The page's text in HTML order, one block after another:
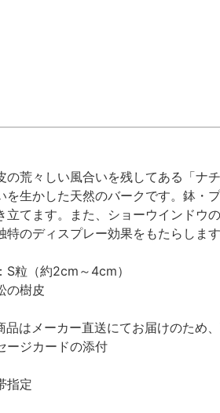
の荒々しい風合いを残してある「ナ
を生かした天然のバークです。鉢・
立てます。また、ショーウインドウ
特のディスプレー効果をもたらしま
S粒（約2cm～4cm）
の樹皮
はメーカー直送にてお届けのため
ージカードの添付
指定